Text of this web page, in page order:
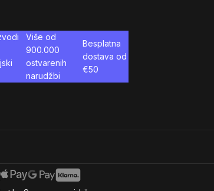
Više od
900.000
ostvarenih
narudžbi
Besplatna
dostava od
€50